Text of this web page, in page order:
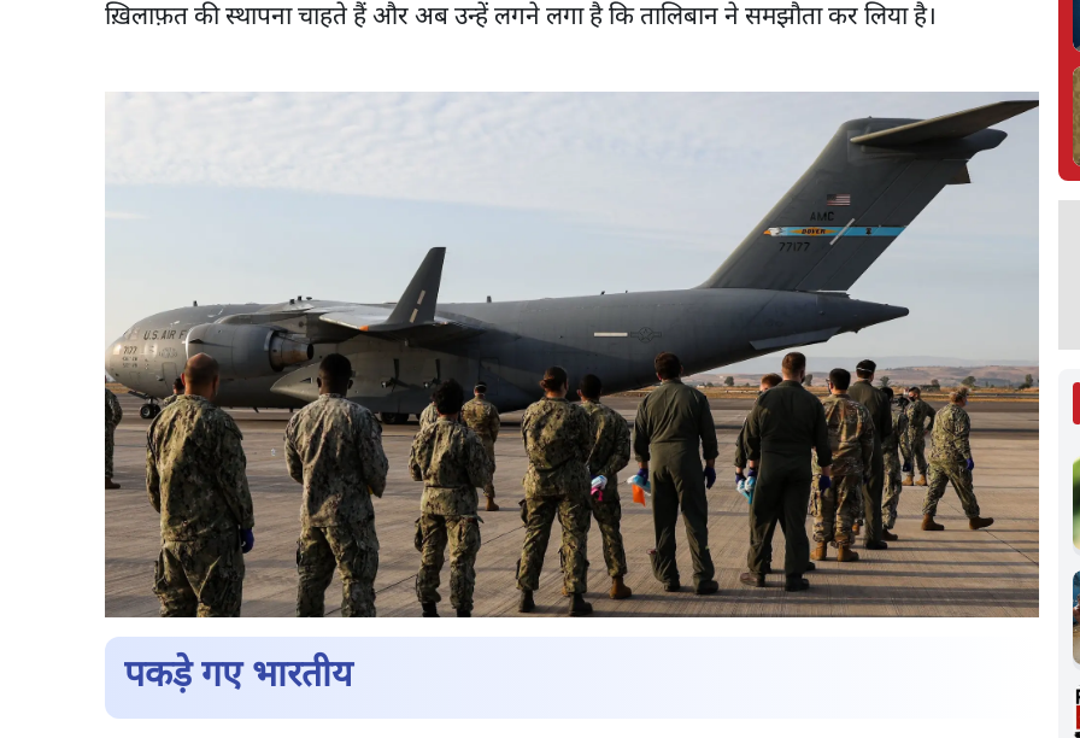
ख़िलाफ़त की स्थापना चाहते हैं और अब उन्हें लगने लगा है कि तालिबान ने समझौता कर लिया है।
पकड़े गए भारतीय